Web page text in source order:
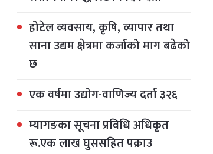
होटेल व्यवसाय, कृषि, व्यापार तथा
साना उद्यम क्षेत्रमा कर्जाको माग बढेको
छ
एक वर्षमा उद्योग-वाणिज्य दर्ता ३२६
म्यागङका सूचना प्रविधि अधिकृत
रू.एक लाख घुससहित पक्राउ